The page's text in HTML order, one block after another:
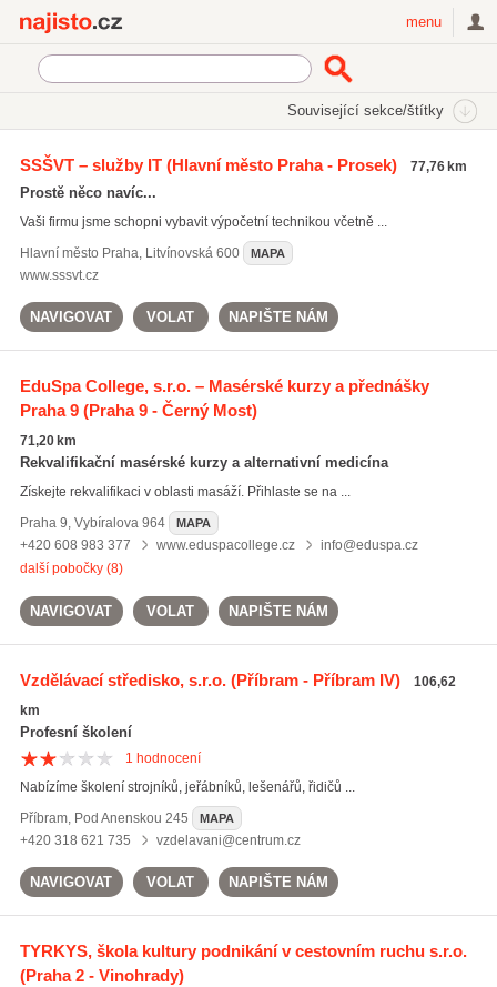
menu
Související sekce/štítky
Najisto.cz
Odborné kurzy a školení
Kurzy komunikačních dovedností (18)
SSŠVT – služby IT(Hlavní město Praha - Prosek) 77,76 km
Prostě něco navíc...
Vaši firmu jsme schopni vybavit výpočetní technikou včetně ...
Hlavní město Praha, Litvínovská 600 MAPA
www.sssvt.cz
NAVIGOVAT VOLAT NAPIŠTE NÁM
EduSpa College, s.r.o. – Masérské kurzy a přednášky
Praha 9(Praha 9 - Černý Most)
71,20 km
Rekvalifikační masérské kurzy a alternativní medicína
Získejte rekvalifikaci v oblasti masáží. Přihlaste se na ...
Praha 9, Vybíralova 964 MAPA
+420 608 983 377 www.eduspacollege.cz
info@eduspa.cz
další pobočky (8)
NAVIGOVAT VOLAT NAPIŠTE NÁM
Vzdělávací středisko, s.r.o.(Příbram - Příbram IV)
106,62
km
Profesní školení
1 hodnocení
Nabízíme školení strojníků, jeřábníků, lešenářů, řidičů ...
Příbram, Pod Anenskou 245 MAPA
+420 318 621 735 vzdelavani@centrum.cz
NAVIGOVAT VOLAT NAPIŠTE NÁM
TYRKYS, škola kultury podnikání v cestovním ruchu s.r.o.
(Praha 2 - Vinohrady)